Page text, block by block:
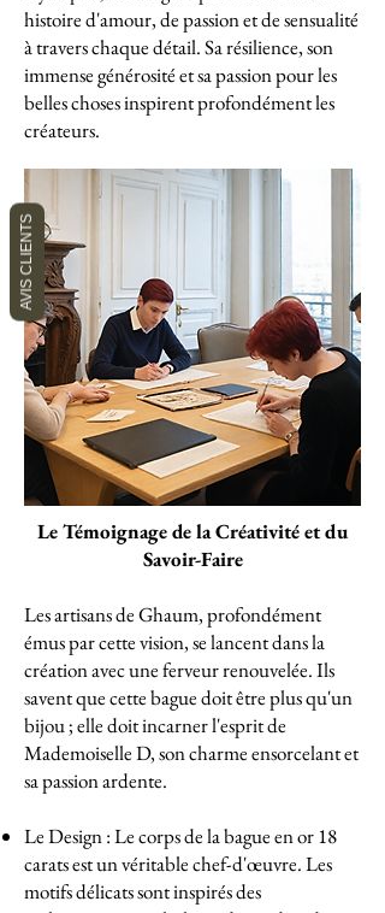
histoire d'amour, de passion et de sensualité
à travers chaque détail. Sa résilience, son
immense générosité et sa passion pour les
belles choses inspirent profondément les
créateurs.
Le Témoignage de la Créativité et du
Savoir-Faire
Les artisans de Ghaum, profondément
émus par cette vision, se lancent dans la
création avec une ferveur renouvelée. Ils
savent que cette bague doit être plus qu'un
bijou ; elle doit incarner l'esprit de
Mademoiselle D, son charme ensorcelant et
sa passion ardente.
Le Design : Le corps de la bague en or 18
carats est un véritable chef-d'œuvre. Les
motifs délicats sont inspirés des
AVIS CLIENTS